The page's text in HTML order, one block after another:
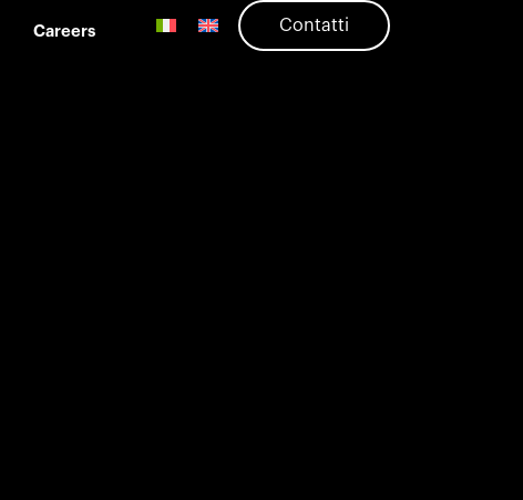
Careers Contatti